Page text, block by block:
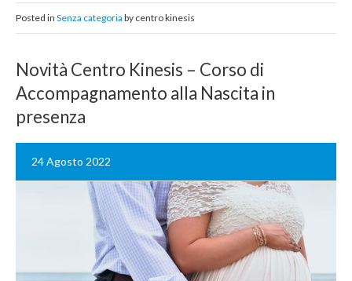
Posted in Senza categoria by centro kinesis
Novità Centro Kinesis – Corso di
Accompagnamento alla Nascita in
presenza
24 Agosto 2022